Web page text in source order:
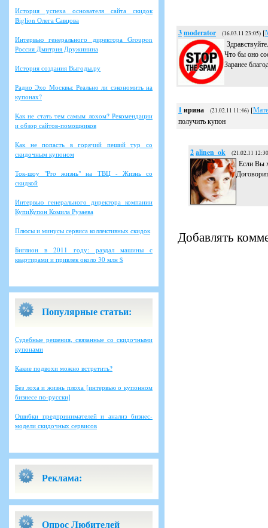
История успеха основателя сайта скидок
Biglion Олега Савцова
Интервью генерального директора Groupon
Россия Дмитрия Дружинина
История создания Выгоды.ру
Радио Эхо Москвы: Реально ли сэкономить на
купонах?
Как не стать тем самым лохом? Рекомендации
и обзор сайтов-помощников
Как не попасть в горячий пеший тур со
скидочным купоном
Ток-шоу "Pro жизнь" на ТВЦ - Жизнь со
скидкой
Интервью генерального директора компании
КупиКупон Комила Рузаева
Плюсы и минусы сервиса коллективных скидок
Биглион в 2011 году: раздал машины с
квартирами и привлек около 30 млн $
Популярные статьи:
Судебные решения, связанные со скидочными
купонами
Какие подвохи можно встретить?
Без лоха и жизнь плоха [интервью о купонном
бизнесе по-русски]
Ошибки предпринимателей и анализ бизнес-
модели скидочных сервисов
Реклама:
Опрос Любителей
3moderator (16.03.11 23:05) [
Что бы оно
Заранее
1 ирина (21.02.11 11:46) [
получить купон
2alinen_ok (21.02.11
Если Вы
Добавлять